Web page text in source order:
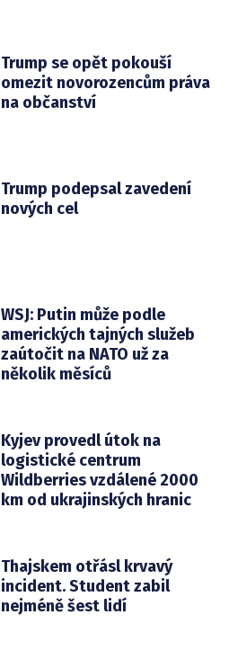
Trump se opět pokouší
omezit novorozencům práva
na občanství
Trump podepsal zavedení
nových cel
WSJ: Putin může podle
amerických tajných služeb
zaútočit na NATO už za
několik měsíců
Kyjev provedl útok na
logistické centrum
Wildberries vzdálené 2000
km od ukrajinských hranic
Thajskem otřásl krvavý
incident. Student zabil
nejméně šest lidí